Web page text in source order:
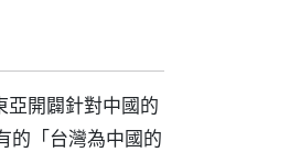
亞開闢針對中國的
的「台灣為中國的